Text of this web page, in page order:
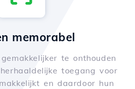
memorabel
te onthouden
toegang voor
en daardoor hun